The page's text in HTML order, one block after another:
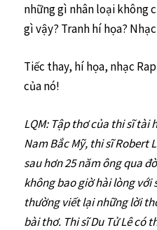
những gì nhân loại không
gì vậy? Tranh hí họa?
Tiếc thay, hí họa, nhạc
của nó!
LQM: Tập thơ của thi sĩ tài
Nam Bắc Mỹ, thi sĩ Robert
sau hơn 25 năm ông qua
không bao giờ hài lòng với
thường viết lại những lời
bài thơ. Thi sĩ Du Tử Lê có